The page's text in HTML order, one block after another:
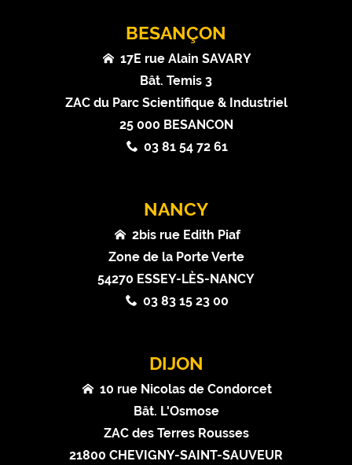
BESANÇON
17E rue Alain SAVARY
Bât. Temis 3
ZAC du Parc Scientifique & Industriel
25 000 BESANCON
03 81 54 72 61
NANCY
2bis rue Edith Piaf
Zone de la Porte Verte
54270 ESSEY-LÈS-NANCY
03 83 15 23 00
DIJON
10 rue Nicolas de Condorcet
Bât. L'Osmose
ZAC des Terres Rousses
21800 CHEVIGNY-SAINT-SAUVEUR